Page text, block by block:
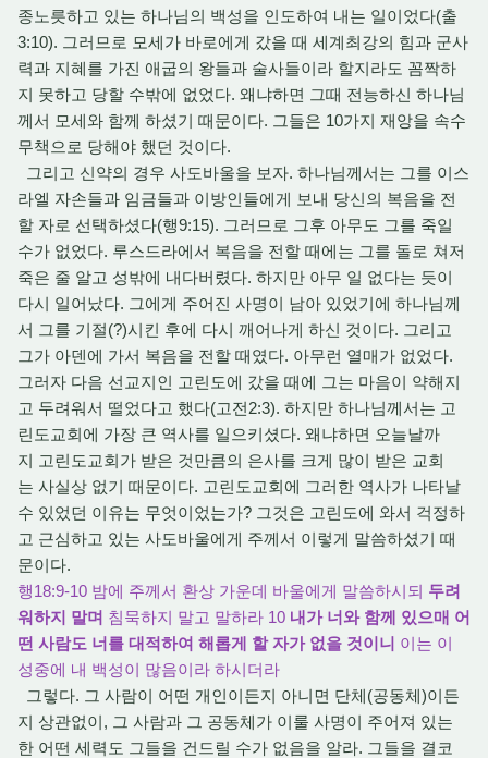
종노릇하고 있는 하나님의 백성을 인도하여 내는 일이었다(출
3:10). 그러므로 모세가 바로에게 갔을 때 세계최강의 힘과 군사
력과 지혜를 가진 애굽의 왕들과 술사들이라 할지라도 꼼짝하
지 못하고 당할 수밖에 없었다. 왜냐하면 그때 전능하신 하나님
께서 모세와 함께 하셨기 때문이다. 그들은 10가지 재앙을 속수
무책으로 당해야 했던 것이다.
그리고 신약의 경우 사도바울을 보자. 하나님께서는 그를 이스
라엘 자손들과 임금들과 이방인들에게 보내 당신의 복음을 전
할 자로 선택하셨다(행9:15). 그러므로 그후 아무도 그를 죽일
수가 없었다. 루스드라에서 복음을 전할 때에는 그를 돌로 쳐저
죽은 줄 알고 성밖에 내다버렸다. 하지만 아무 일 없다는 듯이
다시 일어났다. 그에게 주어진 사명이 남아 있었기에 하나님께
서 그를 기절(?)시킨 후에 다시 깨어나게 하신 것이다. 그리고
그가 아덴에 가서 복음을 전할 때였다. 아무런 열매가 없었다.
그러자 다음 선교지인 고린도에 갔을 때에 그는 마음이 약해지
고 두려워서 떨었다고 했다(고전2:3). 하지만 하나님께서는 고
린도교회에 가장 큰 역사를 일으키셨다. 왜냐하면 오늘날까
지 고린도교회가 받은 것만큼의 은사를 크게 많이 받은 교회
는 사실상 없기 때문이다. 고린도교회에 그러한 역사가 나타날
수 있었던 이유는 무엇이었는가? 그것은 고린도에 와서 걱정하
고 근심하고 있는 사도바울에게 주께서 이렇게 말씀하셨기 때
문이다.
행18:9-10 밤에 주께서 환상 가운데 바울에게 말씀하시되 두려
워하지 말며 침묵하지 말고 말하라 10 내가 너와 함께 있으매 어
떤 사람도 너를 대적하여 해롭게 할 자가 없을 것이니 이는 이
성중에 내 백성이 많음이라 하시더라
그렇다. 그 사람이 어떤 개인이든지 아니면 단체(공동체)이든
지 상관없이, 그 사람과 그 공동체가 이룰 사명이 주어져 있는
한 어떤 세력도 그들을 건드릴 수가 없음을 알라. 그들을 결코